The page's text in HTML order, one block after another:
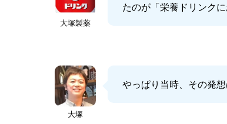
大塚製薬
たのが「栄養ドリンク
大塚
やっぱり当時、その発